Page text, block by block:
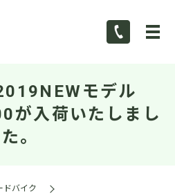
モデル
が入荷いたしまし
た。
ドバイク